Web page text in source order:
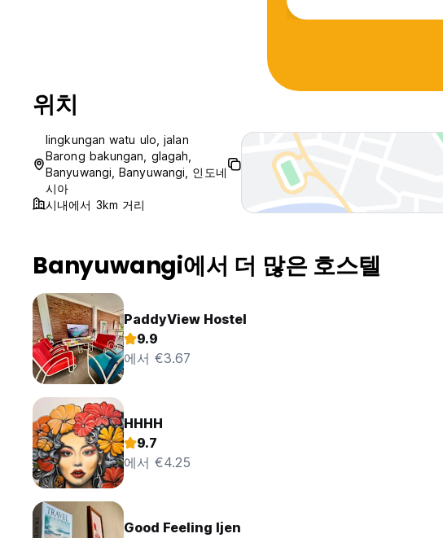
위치
lingkungan watu ulo, jalan
Barong bakungan, glagah,
Banyuwangi, Banyuwangi, 인도네
시아
시내에서 3km 거리
Banyuwangi에서 더 많은 호스텔
PaddyView Hostel
9.9
에서 €3.67
HHHH
9.7
에서 €4.25
Good Feeling Ijen